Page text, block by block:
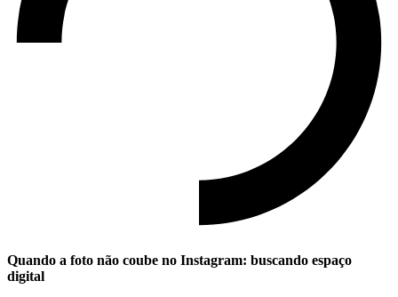
Quando a foto não coube‌ no Instagram: buscando espaço
digital